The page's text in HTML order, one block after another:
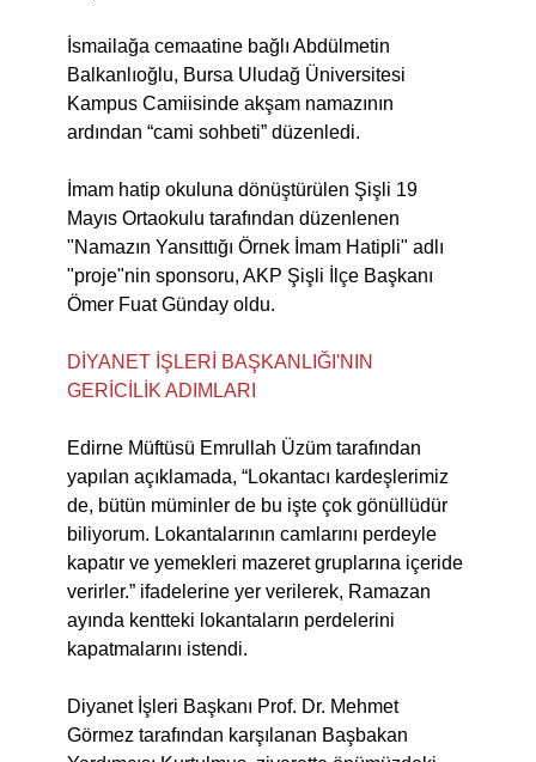
İsmailağa cemaatine bağlı Abdülmetin
Balkanlıoğlu, Bursa Uludağ Üniversitesi
Kampus Camiisinde akşam namazının
ardından “cami sohbeti” düzenledi.
İmam hatip okuluna dönüştürülen Şişli 19
Mayıs Ortaokulu tarafından düzenlenen
"Namazın Yansıttığı Örnek İmam Hatipli" adlı
"proje"nin sponsoru, AKP Şişli İlçe Başkanı
Ömer Fuat Günday oldu.
DİYANET İŞLERİ BAŞKANLIĞI'NIN
GERİCİLİK ADIMLARI
Edirne Müftüsü Emrullah Üzüm tarafından
yapılan açıklamada, “Lokantacı kardeşlerimiz
de, bütün müminler de bu işte çok gönüllüdür
biliyorum. Lokantalarının camlarını perdeyle
kapatır ve yemekleri mazeret gruplarına içeride
verirler.” ifadelerine yer verilerek, Ramazan
ayında kentteki lokantaların perdelerini
kapatmalarını istendi.
Diyanet İşleri Başkanı Prof. Dr. Mehmet
Görmez tarafından karşılanan Başbakan